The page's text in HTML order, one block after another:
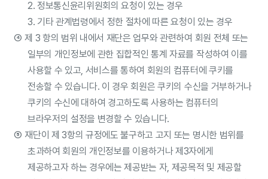
2. 정보통신윤리위원회의 요청이 있는 경우
3. 기타 관계법령에서 정한 절차에 따른 요청이 있는 경우
④ 제 3 항의 범위 내에서 재단은 업무와 관련하여 회원 전체 또는
일부의 개인정보에 관한 집합적인 통계 자료를 작성하여 이를
사용할 수 있고, 서비스를 통하여 회원의 컴퓨터에 쿠키를
전송할 수 있습니다. 이 경우 회원은 쿠키의 수신을 거부하거나
쿠키의 수신에 대하여 경고하도록 사용하는 컴퓨터의
브라우저의 설정을 변경할 수 있습니다.
⑤ 재단이 제 3항의 규정에도 불구하고 고지 또는 명시한 범위를
초과하여 회원의 개인정보를 이용하거나 제3자에게
제공하고자 하는 경우에는 제공받는 자, 제공목적 및 제공할